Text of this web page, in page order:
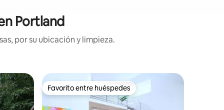
Portland
por su ubicación y limpieza.
Favorito entre huéspedes
Favorito entre huéspedes